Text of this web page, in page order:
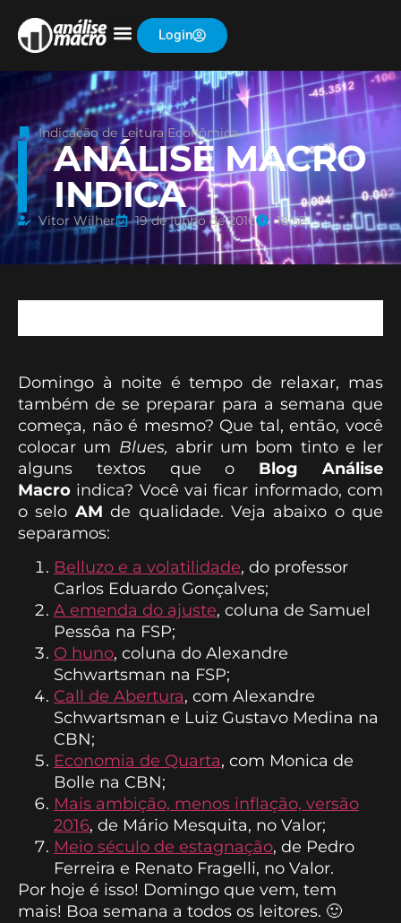
Login
Indicação de Leitura Econômica
ANÁLISE MACRO
INDICA
Vitor Wilher 19 de junho de 2016 18:52
Domingo à noite é tempo de relaxar, mas
também de se preparar para a semana que
começa, não é mesmo? Que tal, então, você
colocar um Blues, abrir um bom tinto e ler
alguns textos que o Blog Análise
Macro indica? Você vai ficar informado, com
o selo AMde qualidade. Veja abaixo o que
separamos:
Belluzo e a volatilidade, do professor
Carlos Eduardo Gonçalves;
A emenda do ajuste, coluna de Samuel
Pessôa na FSP;
O huno, coluna do Alexandre
Schwartsman na FSP;
Call de Abertura, com Alexandre
Schwartsman e Luiz Gustavo Medina na
CBN;
Economia de Quarta, com Monica de
Bolle na CBN;
Mais ambição, menos inflação, versão
2016, de Mário Mesquita, no Valor;
Meio século de estagnação, de Pedro
Ferreira e Renato Fragelli, no Valor.
Por hoje é isso! Domingo que vem, tem
mais! Boa semana a todos os leitores. 🙂